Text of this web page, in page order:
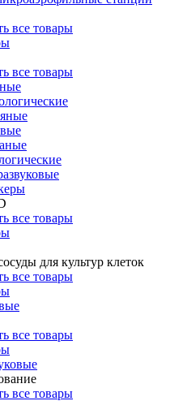
все товары
все товары
все товары
для культур клеток
все товары
все товары
все товары